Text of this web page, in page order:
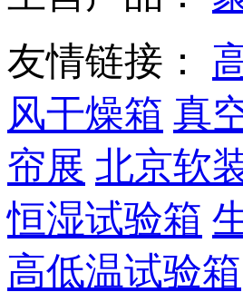
友情链接：
风干燥箱 真
帘展 北京软
恒湿试验箱
高低温试验箱